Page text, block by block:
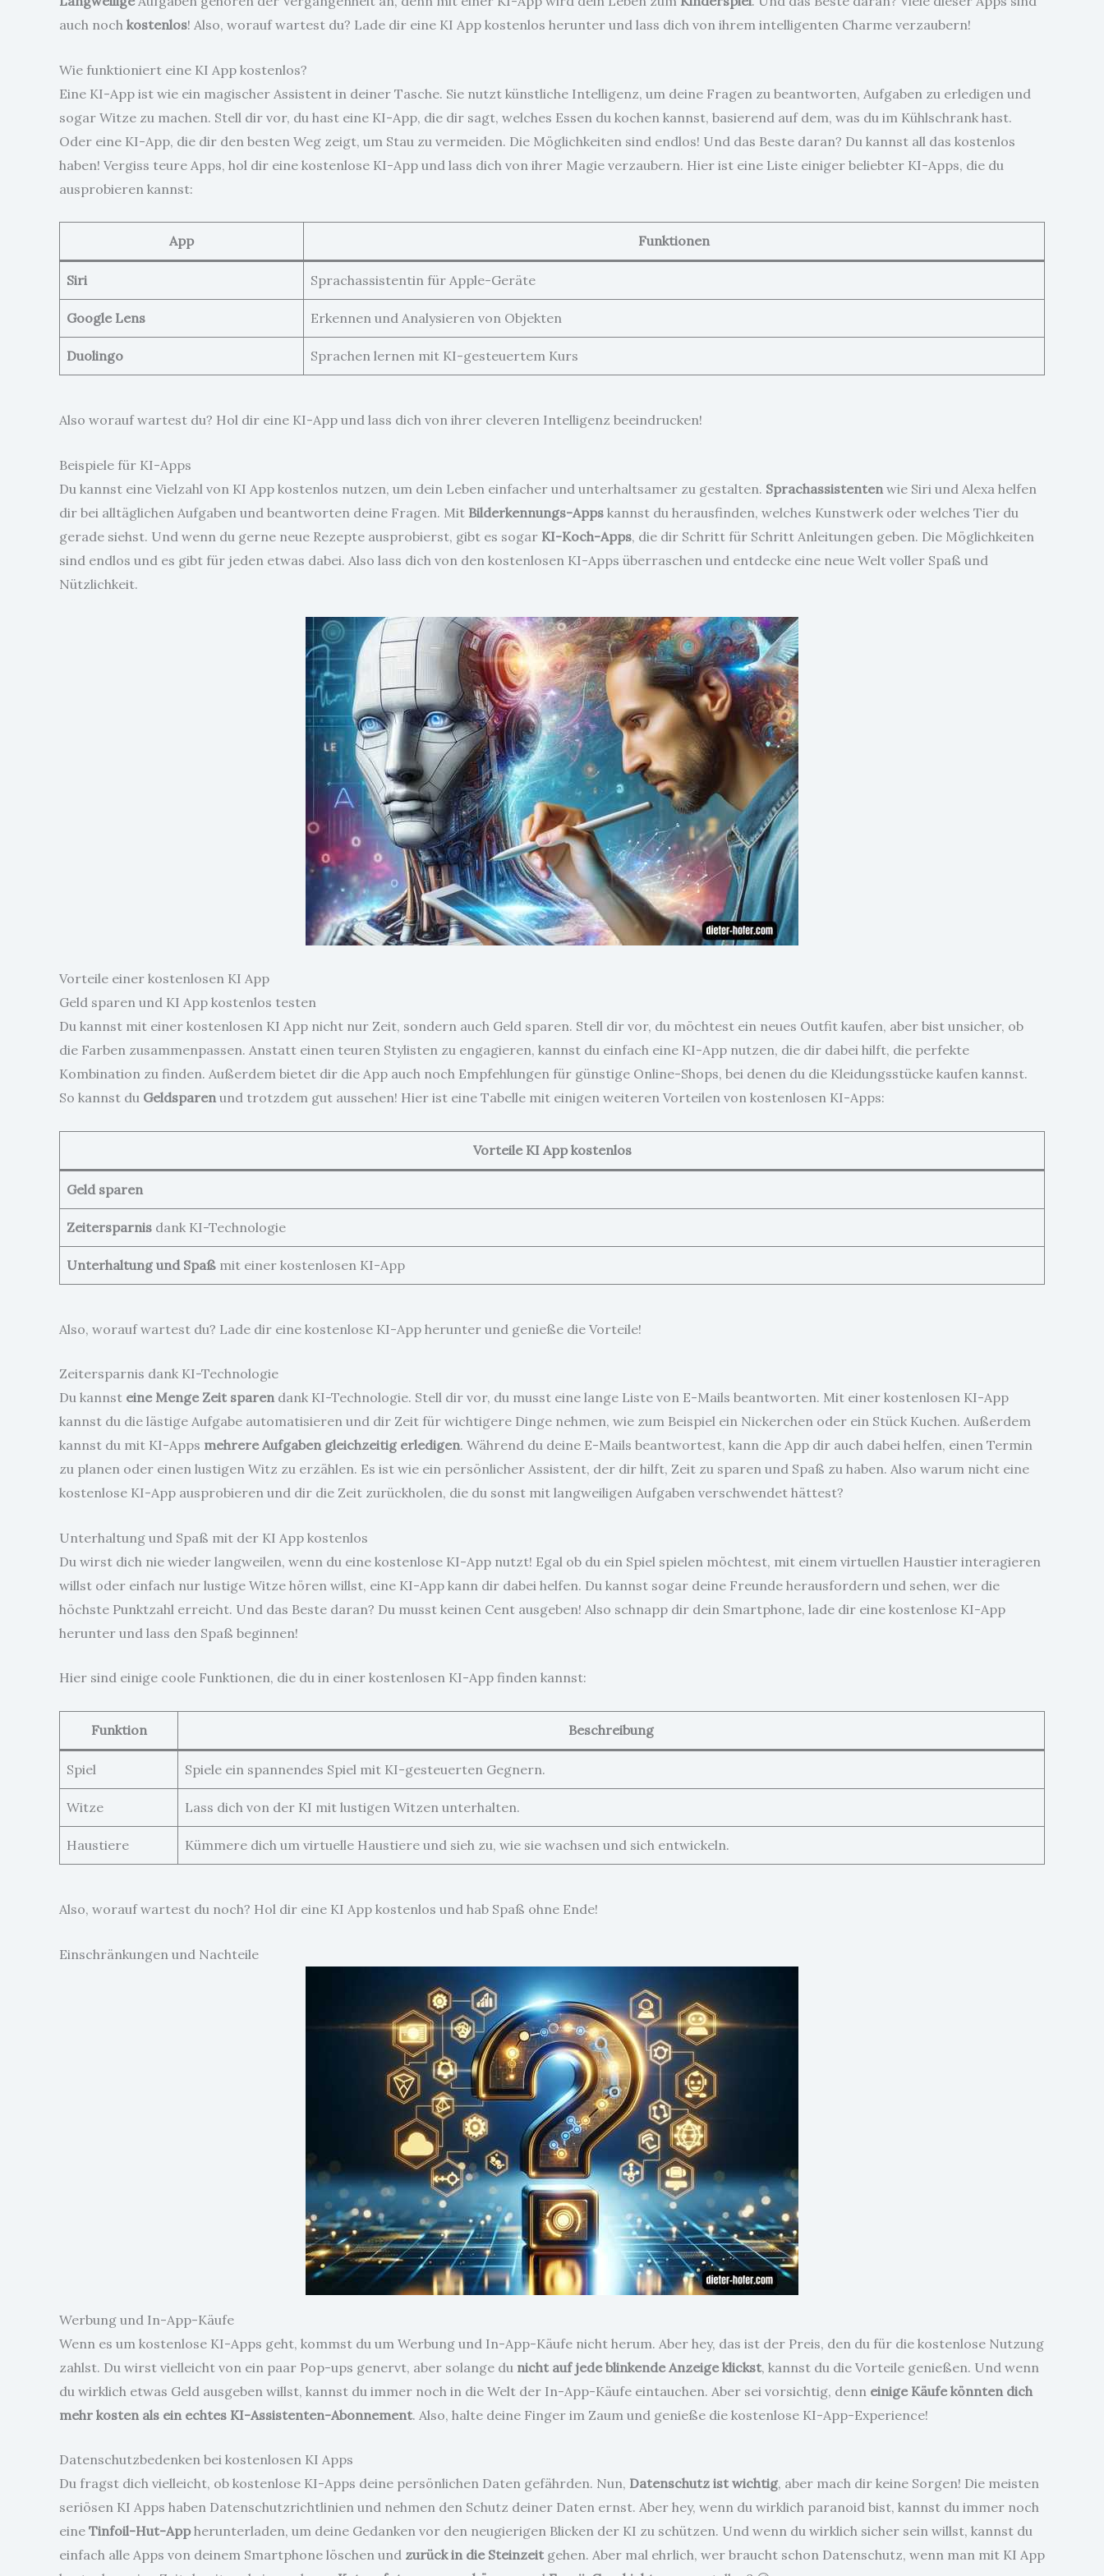
auch noch kostenlos! Also, worauf wartest du? Lade dir eine KI App kostenlos herunter und lass dich von ihrem intelligenten Charme verzaubern!
Wie funktioniert eine KI App kostenlos?
Eine KI-App ist wie ein magischer Assistent in deiner Tasche. Sie nutzt künstliche Intelligenz, um deine Fragen zu beantworten, Aufgaben zu erledigen und
sogar Witze zu machen. Stell dir vor, du hast eine KI-App, die dir sagt, welches Essen du kochen kannst, basierend auf dem, was du im Kühlschrank hast.
Oder eine KI-App, die dir den besten Weg zeigt, um Stau zu vermeiden. Die Möglichkeiten sind endlos! Und das Beste daran? Du kannst all das kostenlos
haben! Vergiss teure Apps, hol dir eine kostenlose KI-App und lass dich von ihrer Magie verzaubern. Hier ist eine Liste einiger beliebter KI-Apps, die du
ausprobieren kannst:
App Funktionen
Siri Sprachassistentin für Apple-Geräte
Google Lens Erkennen und Analysieren von Objekten
Duolingo Sprachen lernen mit KI-gesteuertem Kurs
Also worauf wartest du? Hol dir eine KI-App und lass dich von ihrer cleveren Intelligenz beeindrucken!
Beispiele für KI-Apps
Du kannst eine Vielzahl von KI App kostenlos nutzen, um dein Leben einfacher und unterhaltsamer zu gestalten. Sprachassistenten wie Siri und Alexa helfen
dir bei alltäglichen Aufgaben und beantworten deine Fragen. Mit Bilderkennungs-Apps kannst du herausfinden, welches Kunstwerk oder welches Tier du
gerade siehst. Und wenn du gerne neue Rezepte ausprobierst, gibt es sogar KI-Koch-Apps, die dir Schritt für Schritt Anleitungen geben. Die Möglichkeiten
sind endlos und es gibt für jeden etwas dabei. Also lass dich von den kostenlosen KI-Apps überraschen und entdecke eine neue Welt voller Spaß und
Nützlichkeit.
Vorteile einer kostenlosen KI App
Geld sparen und KI App kostenlos testen
Du kannst mit einer kostenlosen KI App nicht nur Zeit, sondern auch Geld sparen. Stell dir vor, du möchtest ein neues Outfit kaufen, aber bist unsicher, ob
die Farben zusammenpassen. Anstatt einen teuren Stylisten zu engagieren, kannst du einfach eine KI-App nutzen, die dir dabei hilft, die perfekte
Kombination zu finden. Außerdem bietet dir die App auch noch Empfehlungen für günstige Online-Shops, bei denen du die Kleidungsstücke kaufen kannst.
So kannst du Geldsparen und trotzdem gut aussehen! Hier ist eine Tabelle mit einigen weiteren Vorteilen von kostenlosen KI-Apps:
Vorteile KI App kostenlos
Geld sparen
Zeitersparnis dank KI-Technologie
Unterhaltung und Spaß mit einer kostenlosen KI-App
Also, worauf wartest du? Lade dir eine kostenlose KI-App herunter und genieße die Vorteile!
Zeitersparnis dank KI-Technologie
Du kannst eine Menge Zeit sparendank KI-Technologie. Stell dir vor, du musst eine lange Liste von E-Mails beantworten. Mit einer kostenlosen KI-App
kannst du die lästige Aufgabe automatisieren und dir Zeit für wichtigere Dinge nehmen, wie zum Beispiel ein Nickerchen oder ein Stück Kuchen. Außerdem
kannst du mit KI-Apps mehrere Aufgaben gleichzeitig erledigen. Während du deine E-Mails beantwortest, kann die App dir auch dabei helfen, einen Termin
zu planen oder einen lustigen Witz zu erzählen. Es ist wie ein persönlicher Assistent, der dir hilft, Zeit zu sparen und Spaß zu haben. Also warum nicht eine
kostenlose KI-App ausprobieren und dir die Zeit zurückholen, die du sonst mit langweiligen Aufgaben verschwendet hättest?
Unterhaltung und Spaß mit der KI App kostenlos
Du wirst dich nie wieder langweilen, wenn du eine kostenlose KI-App nutzt! Egal ob du ein Spiel spielen möchtest, mit einem virtuellen Haustier interagieren
willst oder einfach nur lustige Witze hören willst, eine KI-App kann dir dabei helfen. Du kannst sogar deine Freunde herausfordern und sehen, wer die
höchste Punktzahl erreicht. Und das Beste daran? Du musst keinen Cent ausgeben! Also schnapp dir dein Smartphone, lade dir eine kostenlose KI-App
herunter und lass den Spaß beginnen!
Hier sind einige coole Funktionen, die du in einer kostenlosen KI-App finden kannst:
Funktion Beschreibung
Spiel Spiele ein spannendes Spiel mit KI-gesteuerten Gegnern.
Witze Lass dich von der KI mit lustigen Witzen unterhalten.
Haustiere Kümmere dich um virtuelle Haustiere und sieh zu, wie sie wachsen und sich entwickeln.
Also, worauf wartest du noch? Hol dir eine KI App kostenlos und hab Spaß ohne Ende!
Einschränkungen und Nachteile
Werbung und In-App-Käufe
Wenn es um kostenlose KI-Apps geht, kommst du um Werbung und In-App-Käufe nicht herum. Aber hey, das ist der Preis, den du für die kostenlose Nutzung
zahlst. Du wirst vielleicht von ein paar Pop-ups genervt, aber solange du nicht auf jede blinkende Anzeige klickst, kannst du die Vorteile genießen. Und wenn
du wirklich etwas Geld ausgeben willst, kannst du immer noch in die Welt der In-App-Käufe eintauchen. Aber sei vorsichtig, denn einige Käufe könnten dich
mehr kosten als ein echtes KI-Assistenten-Abonnement. Also, halte deine Finger im Zaum und genieße die kostenlose KI-App-Experience!
Datenschutzbedenken bei kostenlosen KI Apps
Du fragst dich vielleicht, ob kostenlose KI-Apps deine persönlichen Daten gefährden. Nun, Datenschutz ist wichtig, aber mach dir keine Sorgen! Die meisten
seriösen KI Apps haben Datenschutzrichtlinien und nehmen den Schutz deiner Daten ernst. Aber hey, wenn du wirklich paranoid bist, kannst du immer noch
eine Tinfoil-Hut-Appherunterladen, um deine Gedanken vor den neugierigen Blicken der KI zu schützen. Und wenn du wirklich sicher sein willst, kannst du
einfach alle Apps von deinem Smartphone löschen und zurück in die Steinzeitgehen. Aber mal ehrlich, wer braucht schon Datenschutz, wenn man mit KI App